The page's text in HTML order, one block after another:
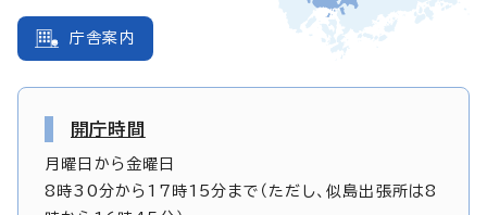
庁舎案内
開庁時間
月曜日から金曜日
8時30分から17時15分まで（ただし、似島出張所は8